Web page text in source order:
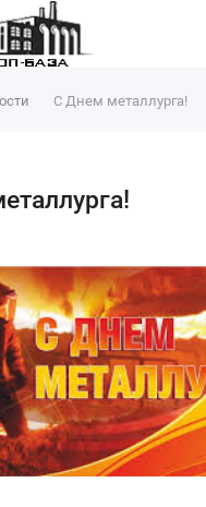
С Днем металлурга!